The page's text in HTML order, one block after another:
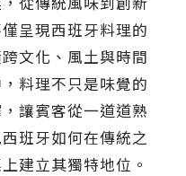
呈現西班牙料理的
文化、風土與時間
料理不只是味覺的
讓賓客從一道道熟
班牙如何在傳統之
建立其獨特地位。